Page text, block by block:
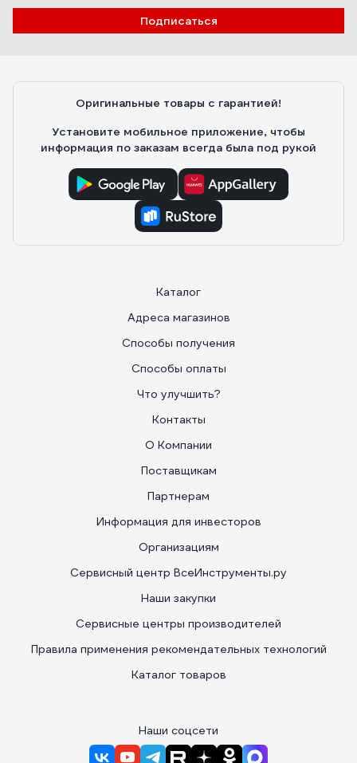
Подписаться
Оригинальные товары с гарантией!
Установите мобильное приложение, чтобы
информация по заказам всегда была под рукой
Каталог
Адреса магазинов
Способы получения
Способы оплаты
Что улучшить?
Контакты
О Компании
Поставщикам
Партнерам
Информация для инвесторов
Организациям
Сервисный центр ВсеИнструменты.ру
Наши закупки
Сервисные центры производителей
Правила применения рекомендательных технологий
Каталог товаров
Наши соцсети